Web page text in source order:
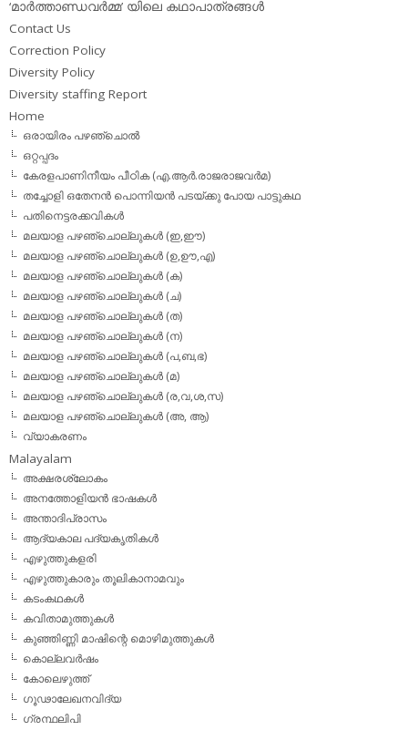
‘മാര്‍ത്താണ്ഡവര്‍മ്മ’ യിലെ കഥാപാത്രങ്ങള്‍
Contact Us
Correction Policy
Diversity Policy
Diversity staffing Report
Home
ഒരായിരം പഴഞ്ചൊല്‍
ഒറ്റപ്പദം
കേരളപാണിനീയം പീഠിക (എ.ആര്‍.രാജരാജവര്‍മ)
തച്ചോളി ഒതേനൻ പൊന്നിയൻ പടയ്‌ക്കു പോയ പാട്ടുകഥ
പതിനെട്ടരക്കവികള്‍
മലയാള പഴഞ്ചൊല്ലുകള്‍ (ഇ,ഈ)
മലയാള പഴഞ്ചൊല്ലുകള്‍ (ഉ,ഊ,എ)
മലയാള പഴഞ്ചൊല്ലുകള്‍ (ക)
മലയാള പഴഞ്ചൊല്ലുകള്‍ (ച)
മലയാള പഴഞ്ചൊല്ലുകള്‍ (ത)
മലയാള പഴഞ്ചൊല്ലുകള്‍ (ന)
മലയാള പഴഞ്ചൊല്ലുകള്‍ (പ,ബ,ഭ)
മലയാള പഴഞ്ചൊല്ലുകള്‍ (മ)
മലയാള പഴഞ്ചൊല്ലുകള്‍ (ര,വ,ശ,സ)
മലയാള പഴഞ്ചൊല്ലുകൾ (അ, ആ)
വ്യാകരണം
Malayalam
അക്ഷരശ്ലോകം
അനത്തോളിയന്‍ ഭാഷകള്‍
അന്താദിപ്രാസം
ആദ്യകാല പദ്യകൃതികള്‍
എഴുത്തുകളരി
എഴുത്തുകാരും തൂലികാനാമവും
കടംകഥകള്‍
കവിതാമുത്തുകള്‍
കുഞ്ഞിണ്ണി മാഷിന്റെ മൊഴിമുത്തുകള്‍
കൊല്ലവര്‍ഷം
കോലെഴുത്ത്
ഗൂഢാലേഖനവിദ്യ
ഗ്രന്ഥലിപി